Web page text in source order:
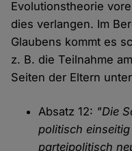
Evolutionstheorie
dies verlangen. Im
Glaubens kommt es
z. B. die Teilnahme
Seiten der Eltern
Absatz 12: "Die
politisch
parteipolitisch